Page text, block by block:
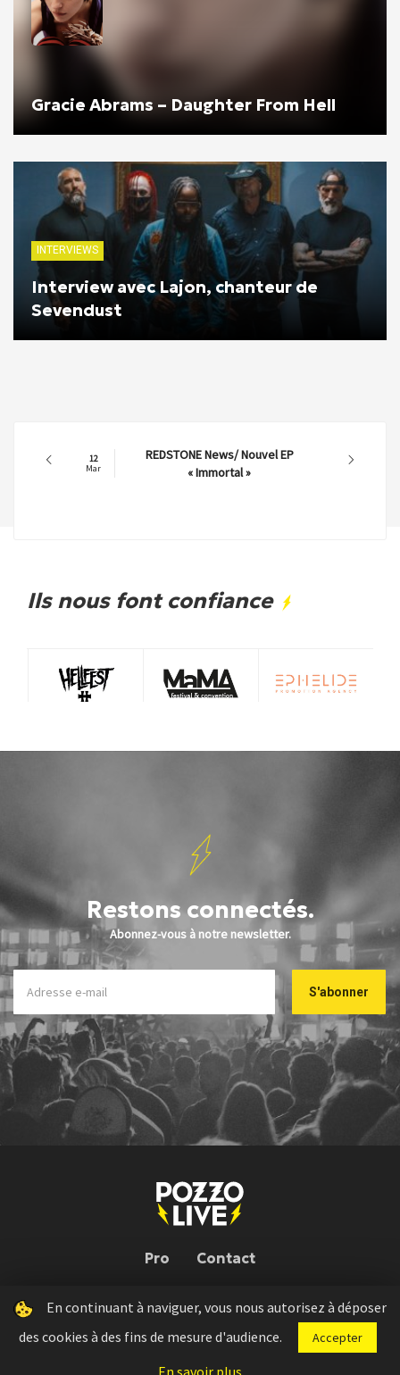
Gracie Abrams – Daughter From Hell
INTERVIEWS
Interview avec Lajon, chanteur de
Sevendust
12
Mar
REDSTONE News/ Nouvel EP
« Immortal »
Ils nous font confiance
Restons connectés.
Abonnez-vous à notre newsletter.
Pro Contact
Pozzo Live © 2026 | Conception : Pozzo Team, avec l'aide deBloop
Press kit Règlement concours Mentions légales
En continuant à naviguer, vous nous autorisez à déposer
des cookies à des fins de mesure d'audience.
Accepter
En savoir plus